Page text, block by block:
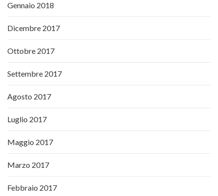
Gennaio 2018
Dicembre 2017
Ottobre 2017
Settembre 2017
Agosto 2017
Luglio 2017
Maggio 2017
Marzo 2017
Febbraio 2017